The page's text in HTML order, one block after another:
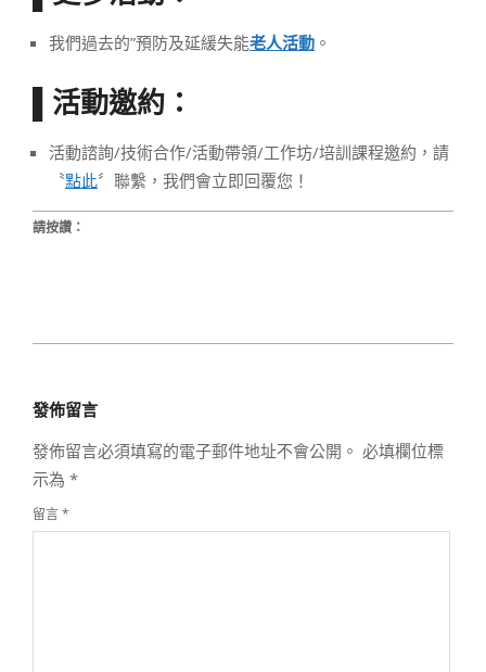
我們過去的”預防及延緩失能老人活動 。
活動邀約：
活動諮詢/技術合作/活動帶領/工作坊/培訓課程邀約，請
〝點此〞聯繫，我們會立即回覆您！
請按讚：
20
發佈留言
發佈留言必須填寫的電子郵件地址不會公開。 必填欄位標
示為 *
留言*